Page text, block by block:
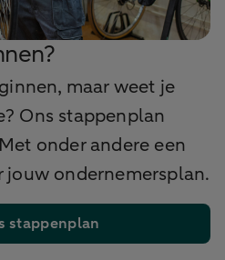
maar weet je
Ons stappenplan
onder andere een
ondernemersplan.
stappenplan